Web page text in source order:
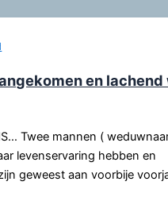
en lachend
Twee mannen (
levenservaring hebben en
geweest aan voorbije